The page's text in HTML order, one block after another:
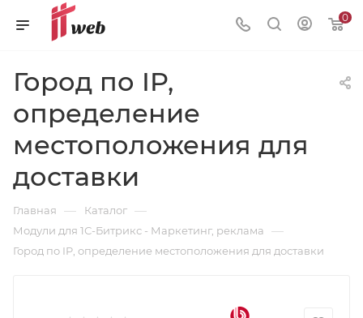
0
Город по IP,
определение
местоположения для
доставки
Главная — Каталог —
Модули для 1С-Битрикс - Маркетинг, реклама —
Город по IP, определение местоположения для доставки